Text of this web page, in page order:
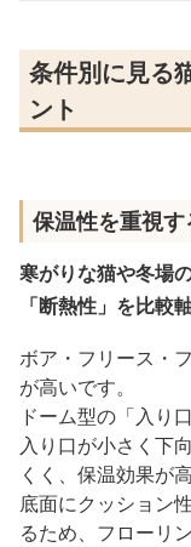
条件別に見る
ント
保温性を重視
寒がりな猫や冬場
「断熱性」を比較
ボア・フリース・
が高いです。
ドーム型の「入り
入り口が小さく下
くく、保温効果が
底面にクッション
るため、フローリ